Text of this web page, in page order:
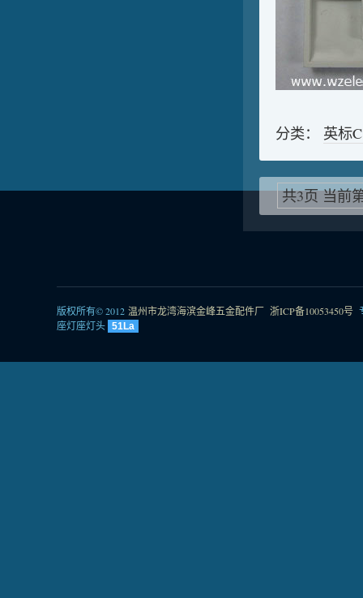
分类： 英标
共3页 当前
版权所有© 2012 温州市龙湾海滨金峰五金配件厂 浙ICP备10053450号
座灯座灯头 51La